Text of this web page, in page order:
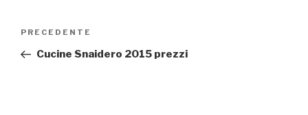
Navigazione
Articolo
precedente:
PRECEDENTE
Cucine Snaidero 2015 prezzi